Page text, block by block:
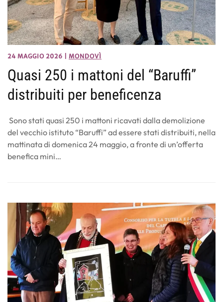
24 MAGGIO 2026 MONDOVÌ
Quasi 250 i mattoni del “Baruffi”
distribuiti per beneficenza
Sono stati quasi 250 i mattoni ricavati dalla demolizione
del vecchio istituto “Baruffi” ad essere stati distribuiti, nella
mattinata di domenica 24 maggio, a fronte di un’offerta
benefica mini…